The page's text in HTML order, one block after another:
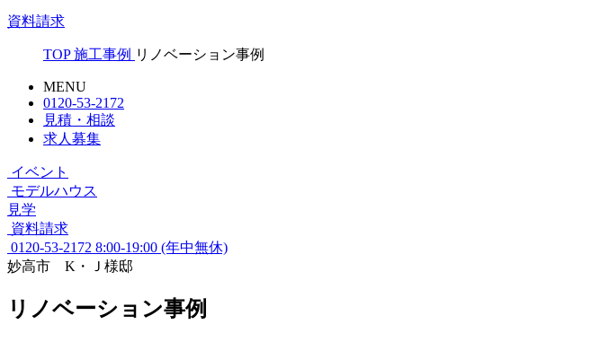
資料請求
TOP 施工事例 リノベーション事例
MENU
0120-53-2172
見積・相談
求人募集
イベント
モデルハウス
見学
資料請求
0120-53-2172 8:00-19:00 (年中無休)
妙高市 K・Ｊ様邸
リノベーション事例